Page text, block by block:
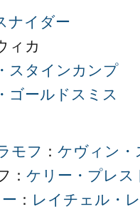
ナイダー
ィカ
スタインカンプ
ゴールドスミス
モフ ： ケヴィン・
： ケリー・プレス
： レイチェル・